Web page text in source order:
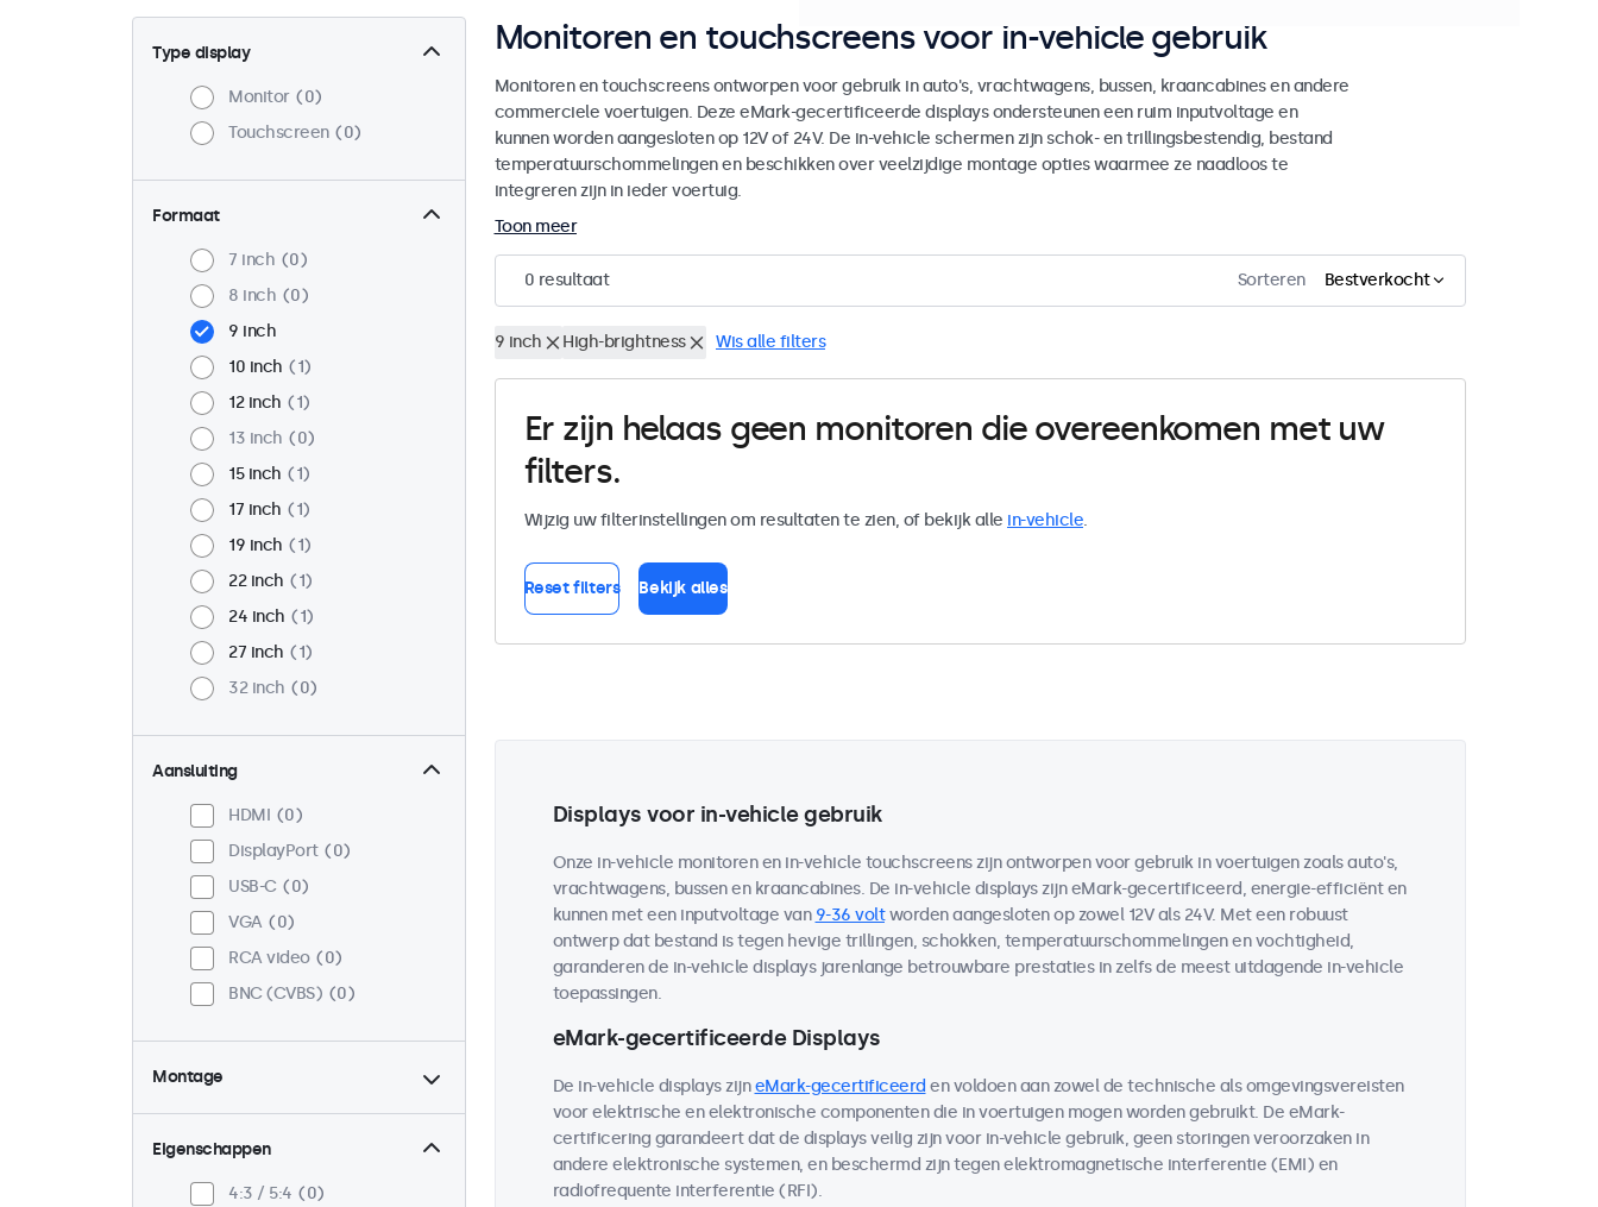
Type display
Monitor
0
Touchscreen
0
Formaat
7 inch
0
8 inch
0
9 inch
10 inch
1
12 inch
1
13 inch
0
15 inch
1
17 inch
1
19 inch
1
22 inch
1
24 inch
1
27 inch
1
32 inch
0
Aansluiting
HDMI
0
DisplayPort
0
USB-C
0
VGA
0
RCA video
0
BNC (CVBS)
0
Montage
Desktop
0
Wand
Panel mount
Eigenschappen
4:3 / 5:4
0
Monitoren en touchscreens voor in-vehicle gebruik
Monitoren en touchscreens ontworpen voor gebruik in auto's, vrachtwagens, bussen, kraancabines en andere
commerciele voertuigen. Deze eMark-gecertificeerde displays ondersteunen een ruim inputvoltage en
kunnen worden aangesloten op 12V of 24V. De in-vehicle schermen zijn schok- en trillingsbestendig, bestand
temperatuurschommelingen en beschikken over veelzijdige montage opties waarmee ze naadloos te
integreren zijn in ieder voertuig.
Toon meer
0 resultaat Sorteren Bestverkocht
9 inch High-brightness Wis alle filters
Er zijn helaas geen monitoren die overeenkomen met uw
filters.
Wijzig uw filterinstellingen om resultaten te zien, of bekijk alle in-vehicle.
Reset filters Bekijk alles
Displays voor in-vehicle gebruik
Onze in-vehicle monitoren en in-vehicle touchscreens zijn ontworpen voor gebruik in voertuigen zoals auto's,
vrachtwagens, bussen en kraancabines. De in-vehicle displays zijn eMark-gecertificeerd, energie-efficiënt en
kunnen met een inputvoltage van 9-36 voltworden aangesloten op zowel 12V als 24V. Met een robuust
ontwerp dat bestand is tegen hevige trillingen, schokken, temperatuurschommelingen en vochtigheid,
garanderen de in-vehicle displays jarenlange betrouwbare prestaties in zelfs de meest uitdagende in-vehicle
toepassingen.
eMark-gecertificeerde Displays
De in-vehicle displays zijneMark-gecertificeerd en voldoen aan zowel de technische als omgevingsvereisten
voor elektrische en elektronische componenten die in voertuigen mogen worden gebruikt. De eMark-
certificering garandeert dat de displays veilig zijn voor in-vehicle gebruik, geen storingen veroorzaken in
andere elektronische systemen, en beschermd zijn tegen elektromagnetische interferentie (EMI) en
radiofrequente interferentie (RFI).